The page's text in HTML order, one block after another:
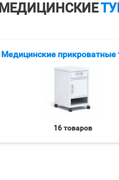
МЕДИЦИНСКИЕ
Медицинские
16 товаров